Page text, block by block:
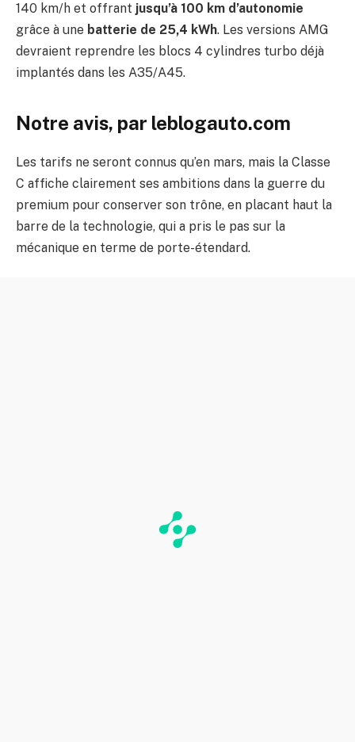
140 km/h et offrant jusqu’à 100 km d’autonomie
grâce à une batterie de 25,4 kWh. Les versions AMG
devraient reprendre les blocs 4 cylindres turbo déjà
implantés dans les A35/A45.
Notre avis, par leblogauto.com
Les tarifs ne seront connus qu’en mars, mais la Classe
C affiche clairement ses ambitions dans la guerre du
premium pour conserver son trône, en placant haut la
barre de la technologie, qui a pris le pas sur la
mécanique en terme de porte-étendard.